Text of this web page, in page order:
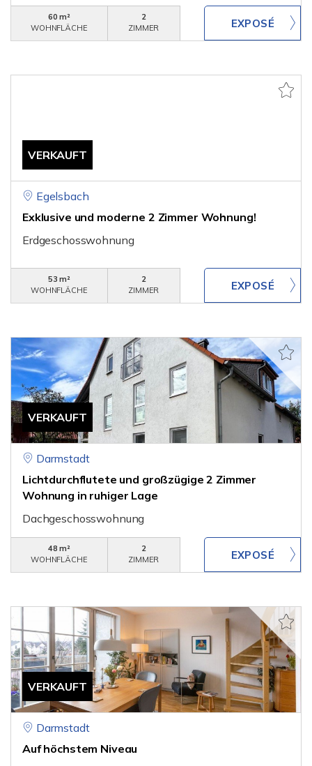
60 m²
WOHNFLÄCHE
2
ZIMMER
VERKAUFT
Egelsbach
Exklusive und moderne 2 Zimmer Wohnung!
Erdgeschosswohnung
53 m²
WOHNFLÄCHE
2
ZIMMER
VERKAUFT
Darmstadt
Lichtdurchflutete und großzügige 2 Zimmer
Wohnung in ruhiger Lage
Dachgeschosswohnung
48 m²
WOHNFLÄCHE
2
ZIMMER
VERKAUFT
Darmstadt
Auf höchstem Niveau